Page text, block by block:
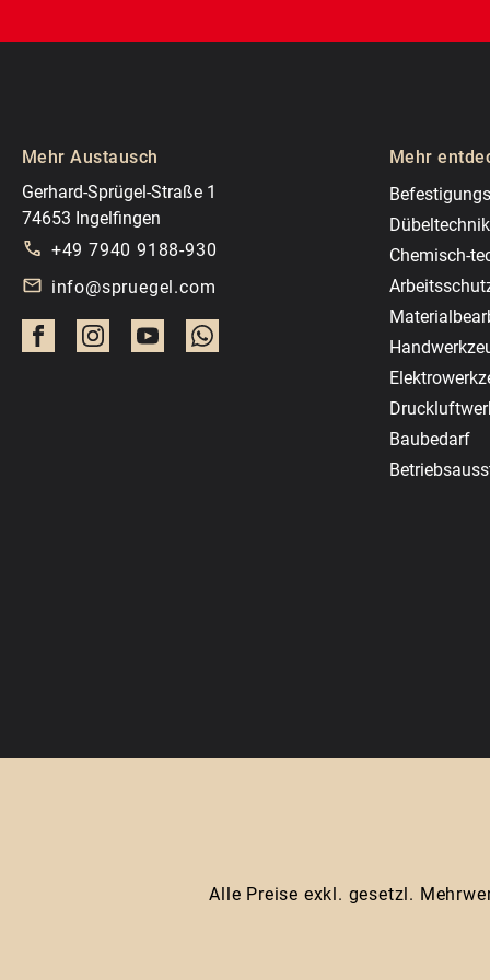
Mehr Austausch
Gerhard-Sprügel-Straße 1
74653 Ingelfingen
+49 7940 9188-930
info@spruegel.com
Mehr
Dübeltechnik
Chemisch-
Baubedarf
Alle Preise exkl. gesetzl.